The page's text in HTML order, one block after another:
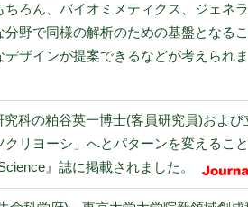
ろん、バイオミメティクス、ジェネ
野で同様の解析のための基盤となる
ザインが提案できるなどが考えられ
科の粕⾕英⼀博⼠(客員研究員)および
リヨーシ」へとパターンを変えるこ
』誌に掲載されました。